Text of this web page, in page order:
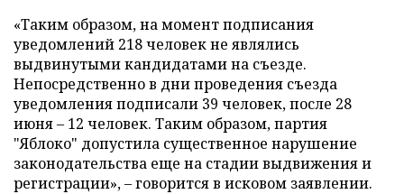
«Таким образом, на момент подписания
уведомлений 218 человек не являлись
выдвинутыми кандидатами на съезде.
Непосредственно в дни проведения съезда
уведомления подписали 39 человек, после 28
июня – 12 человек. Таким образом, партия
"Яблоко" допустила существенное нарушение
законодательства еще на стадии выдвижения и
регистрации», – говорится в исковом заявлении.